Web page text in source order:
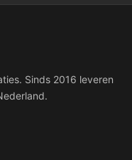
Sinds 2016 leveren